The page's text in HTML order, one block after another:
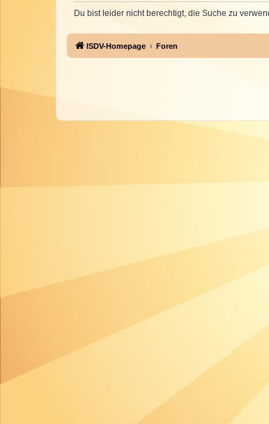
Du bist leider nicht berechtigt, die Suche zu
ISDV-Homepage Foren